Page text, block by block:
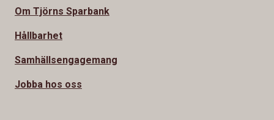
Om Tjörns Sparbank
Hållbarhet
Samhällsengagemang
Jobba hos oss